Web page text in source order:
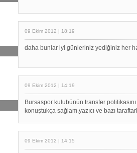
09 Ekim 2012 | 18:19
daha bunlar iyi günleriniz yediğiniz her
09 Ekim 2012 | 14:19
Bursaspor kulubünün transfer
konuştukça sağlam,yazıcı ve bazı
09 Ekim 2012 | 14:15